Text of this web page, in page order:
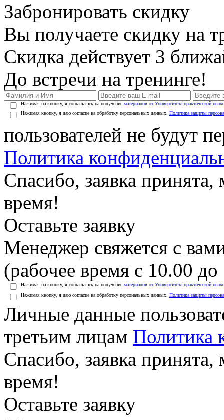
Забронировать скидку
Вы получаете скидку на
Скидка действует 3
До встречи на тренинге!
Нажимая на кнопку, я соглашаюсь на получение материалов от Университета практической
Нажимая кнопку, я даю согласие на обработку персональных данных. Политика защиты
пользователей не будут
Политика
Спасибо, заявка
время!
Оставьте заявку
Менеджер свяжется с
(рабочее время с 10.00
Нажимая на кнопку, я соглашаюсь на получение материалов от Университета практической
Нажимая кнопку, я даю согласие на обработку персональных данных. Политика защиты
Личные данные
третьим лицам Политика
Спасибо, заявка
время!
Оставьте заявку